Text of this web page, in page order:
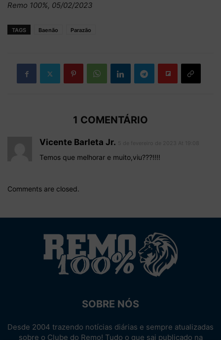
Remo 100%, 05/02/2023
TAGS Baenão Parazão
1 COMENTÁRIO
Vicente Barleta Jr.
Temos que melhorar e muito,viu???!!!!
Comments are closed.
SOBRE NÓS
Desde 2004 trazendo notícias diárias e sempre atualizadas
sobre o Clube do Remo! Tudo o que sai publicado na